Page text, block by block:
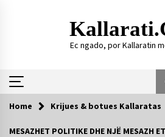
Ec ngado, por Kallaratin
Te rejat
Home Krijues & botues Kallaratas
MESAZHET POLITIKE DHE NJË MESAZH